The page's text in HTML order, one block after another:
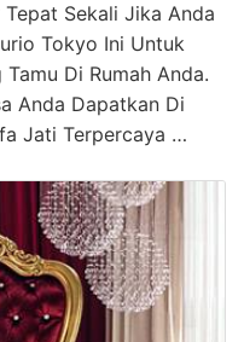
Sekali Jika Anda
Tokyo Ini Untuk
Di Rumah Anda.
Anda Dapatkan Di
Jati Terpercaya …